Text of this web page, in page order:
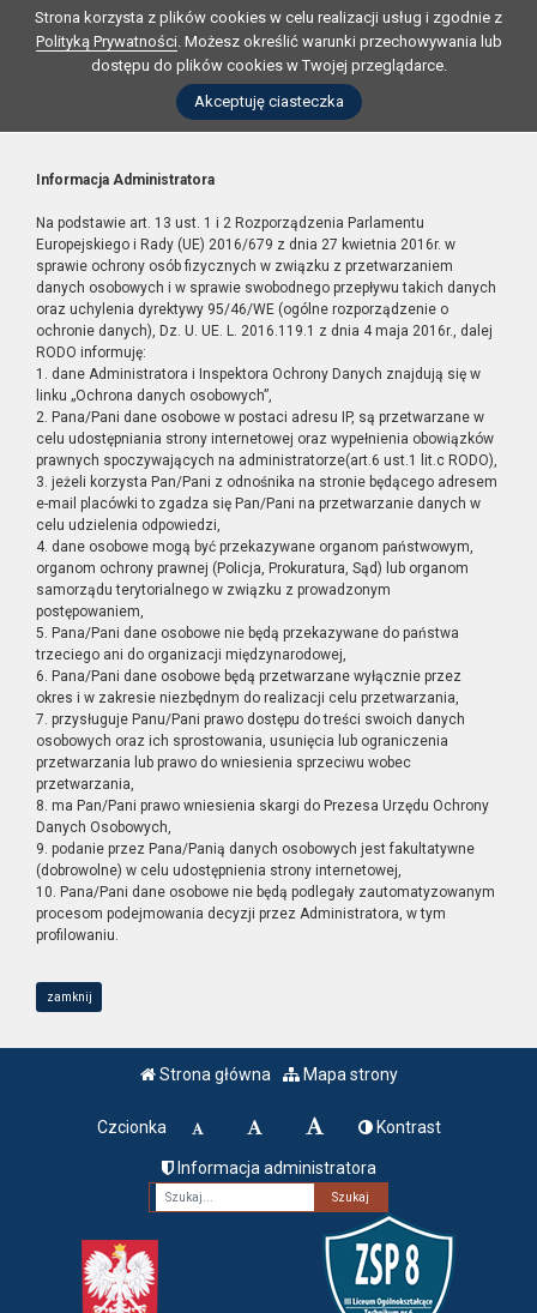
Strona korzysta z plików cookies w celu realizacji usług i zgodnie z
Polityką Prywatności. Możesz określić warunki przechowywania lub
dostępu do plików cookies w Twojej przeglądarce.
Akceptuję ciasteczka
Informacja Administratora
Na podstawie art. 13 ust. 1 i 2 Rozporządzenia Parlamentu
Europejskiego i Rady (UE) 2016/679 z dnia 27 kwietnia 2016r. w
sprawie ochrony osób fizycznych w związku z przetwarzaniem
danych osobowych i w sprawie swobodnego przepływu takich danych
oraz uchylenia dyrektywy 95/46/WE (ogólne rozporządzenie o
ochronie danych), Dz. U. UE. L. 2016.119.1 z dnia 4 maja 2016r., dalej
RODO informuję:
1. dane Administratora i Inspektora Ochrony Danych znajdują się w
linku „Ochrona danych osobowych”,
2. Pana/Pani dane osobowe w postaci adresu IP, są przetwarzane w
celu udostępniania strony internetowej oraz wypełnienia obowiązków
prawnych spoczywających na administratorze(art.6 ust.1 lit.c RODO),
3. jeżeli korzysta Pan/Pani z odnośnika na stronie będącego adresem
e-mail placówki to zgadza się Pan/Pani na przetwarzanie danych w
celu udzielenia odpowiedzi,
4. dane osobowe mogą być przekazywane organom państwowym,
organom ochrony prawnej (Policja, Prokuratura, Sąd) lub organom
samorządu terytorialnego w związku z prowadzonym
postępowaniem,
5. Pana/Pani dane osobowe nie będą przekazywane do państwa
trzeciego ani do organizacji międzynarodowej,
6. Pana/Pani dane osobowe będą przetwarzane wyłącznie przez
okres i w zakresie niezbędnym do realizacji celu przetwarzania,
7. przysługuje Panu/Pani prawo dostępu do treści swoich danych
osobowych oraz ich sprostowania, usunięcia lub ograniczenia
przetwarzania lub prawo do wniesienia sprzeciwu wobec
przetwarzania,
8. ma Pan/Pani prawo wniesienia skargi do Prezesa Urzędu Ochrony
Danych Osobowych,
9. podanie przez Pana/Panią danych osobowych jest fakultatywne
(dobrowolne) w celu udostępnienia strony internetowej,
10. Pana/Pani dane osobowe nie będą podlegały zautomatyzowanym
procesom podejmowania decyzji przez Administratora, w tym
profilowaniu.
zamknij
Strona główna Mapa strony
Czcionka Kontrast
Informacja administratora
Fraza